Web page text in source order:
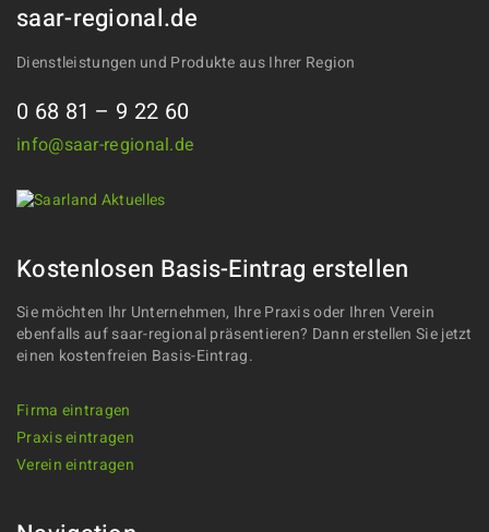
saar-regional.de
Dienstleistungen und Produkte aus Ihrer Region
0 68 81 – 9 22 60
info@saar-regional.de
Kostenlosen Basis-Eintrag erstellen
Sie möchten Ihr Unternehmen, Ihre Praxis oder Ihren Verein
ebenfalls auf saar-regional präsentieren? Dann erstellen Sie jetzt
einen kostenfreien Basis-Eintrag.
Firma eintragen
Praxis eintragen
Verein eintragen